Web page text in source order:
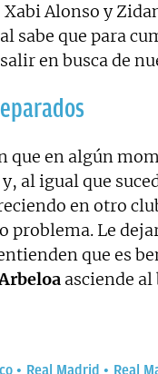
Alonso y
sabe que para
en busca de
que en algún
y, al igual que
en otro
problema. Le
que es
asciende
Real Madrid Real